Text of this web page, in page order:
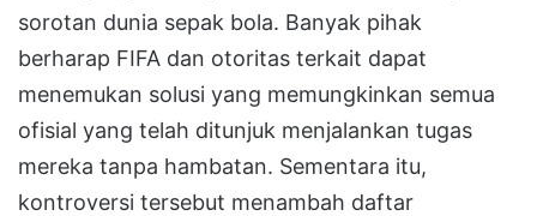
sorotan dunia sepak bola. Banyak pihak
berharap FIFA dan otoritas terkait dapat
menemukan solusi yang memungkinkan semua
ofisial yang telah ditunjuk menjalankan tugas
mereka tanpa hambatan. Sementara itu,
kontroversi tersebut menambah daftar